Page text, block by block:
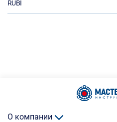
RUBI
О компании